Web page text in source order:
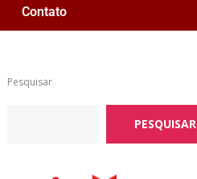
Contato
Pesquisar
PESQUISAR